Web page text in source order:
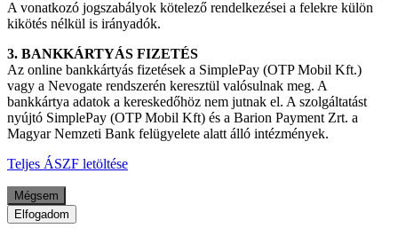
A vonatkozó jogszabályok kötelező rendelkezései a felekre külön
kikötés nélkül is irányadók.
3. BANKKÁRTYÁS FIZETÉS
Az online bankkártyás fizetések a SimplePay (OTP Mobil Kft.)
vagy a Nevogate rendszerén keresztül valósulnak meg. A
bankkártya adatok a kereskedőhöz nem jutnak el. A szolgáltatást
nyújtó SimplePay (OTP Mobil Kft) és a Barion Payment Zrt. a
Magyar Nemzeti Bank felügyelete alatt álló intézmények.
Teljes ÁSZF letöltése
Mégsem
Elfogadom